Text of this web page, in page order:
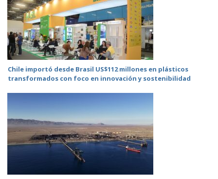
Chile importó desde Brasil US$112 millones en plásticos
transformados con foco en innovación y sostenibilidad